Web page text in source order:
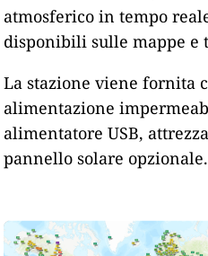
atmosferico in tempo
disponibili sulle mappe e
La stazione viene fornita
alimentazione
alimentatore USB,
pannello solare opzionale.